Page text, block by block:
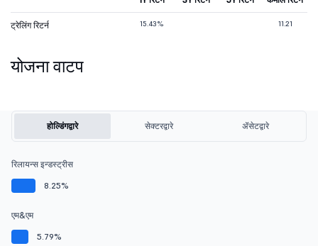
ट्रेलिंग रिटर्न 15.43% 11.21
योजना वाटप
होल्डिंगद्वारे सेक्टरद्वारे ॲसेटद्वारे
रिलायन्स इन्डस्ट्रीस
8.25%
एम&एम
5.79%